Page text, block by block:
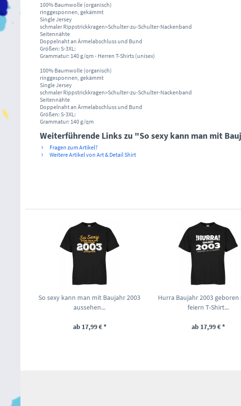
100% Baumwolle (organisch)
ringgesponnen, gekämmt
Single Jersey
schmaler Rippstrickkragen>Schulter-zu-Schulter-Nackenband
Seitennähte
Doppelnaht an Ärmelabschluss und Bund
Größen: S-3XL:
Grammatur: 140 g/qm - Herren T-Shirts (unisex)
100% Baumwolle (organisch)
ringgesponnen, gekämmt
Single Jersey
schmaler Rippstrickkragen>Schulter-zu-Schulter-Nackenband
Seitennähte
Doppelnaht an Ärmelabschluss und Bund
Größen: S-3XL:
Grammatur: 140 g/qm
Weiterführende Links zu "So sexy kann man mit
Fragen zum Artikel?
Weitere Artikel von Art & Detail Shirt
So sexy kann man mit Baujahr 2003
aussehen...
ab 17,99 € *
Hurra Baujahr 2003 geboren
feiern T-Shirt...
ab 17,99 € *